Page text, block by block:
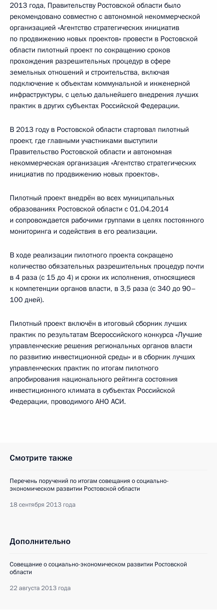
2013 года, Правительству Ростовской области было
рекомендовано совместно с автономной некоммерческой
организацией «Агентство стратегических инициатив
по продвижению новых проектов» провести в Ростовской
области пилотный проект по сокращению сроков
прохождения разрешительных процедур в сфере
земельных отношений и строительства, включая
подключение к объектам коммунальной и инженерной
инфраструктуры, с целью дальнейшего внедрения лучших
практик в других субъектах Российской Федерации.
В 2013 году в Ростовской области стартовал пилотный
проект, где главными участниками выступили
Правительство Ростовской области и автономная
некоммерческая организация «Агентство стратегических
инициатив по продвижению новых проектов».
Пилотный проект внедрён во всех муниципальных
образованиях Ростовской области с 01.04.2014
и сопровождается рабочими группами в целях постоянного
мониторинга и содействия в его реализации.
В ходе реализации пилотного проекта сокращено
количество обязательных разрешительных процедур почти
в 4 раза (с 15 до 4) и сроки их исполнения, относящиеся
к компетенции органов власти, в 3,5 раза (с 340 до 90–
100 дней).
Пилотный проект включён в итоговый сборник лучших
практик по результатам Всероссийского конкурса «Лучшие
управленческие решения региональных органов власти
по развитию инвестиционной среды» и в сборник лучших
управленческих практик по итогам пилотного
апробирования национального рейтинга состояния
инвестиционного климата в субъектах Российской
Федерации, проводимого АНО АСИ.
Смотрите также
Перечень поручений по итогам совещания о социально-
экономическом развитии Ростовской области
18 сентября 2013 года
Дополнительно
Совещание о социально-экономическом развитии Ростовской
области
22 августа 2013 года